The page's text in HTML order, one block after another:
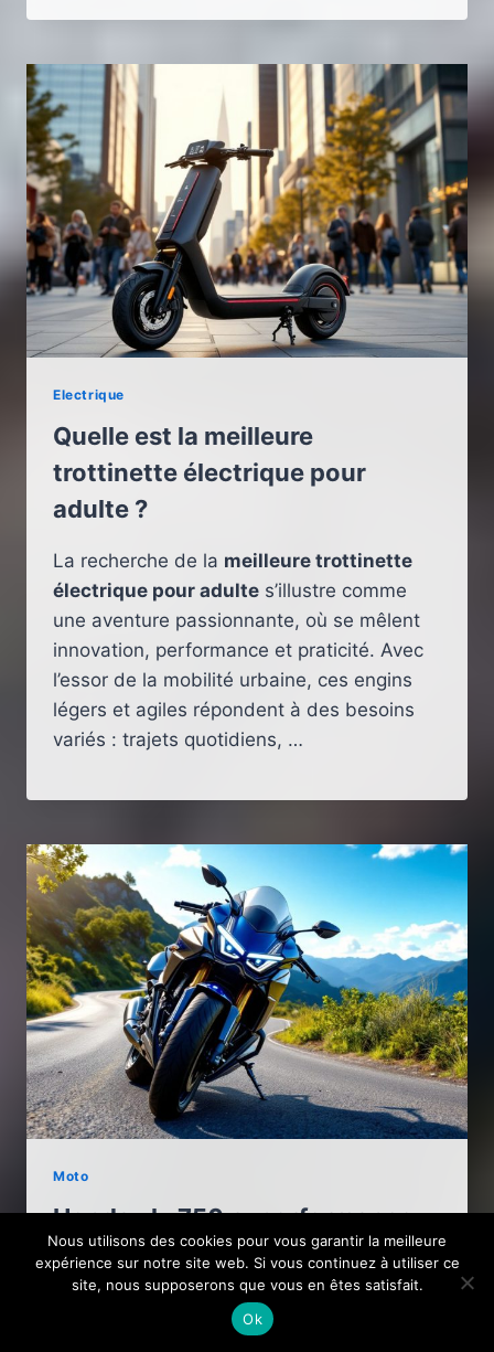
Electrique
Quelle est la meilleure
trottinette électrique pour
adulte ?
La recherche de la meilleure trottinette
électrique pour adulte s’illustre comme
une aventure passionnante, où se mêlent
innovation, performance et praticité. Avec
l’essor de la mobilité urbaine, ces engins
légers et agiles répondent à des besoins
variés : trajets quotidiens, …
Moto
Honda xlv 750 r : performance
et caractéristiques de la moto
emblématique
Honda XLV 750 R
Nous utilisons des cookies pour vous garantir la meilleure
expérience sur notre site web. Si vous continuez à utiliser ce
site, nous supposerons que vous en êtes satisfait.
Ok